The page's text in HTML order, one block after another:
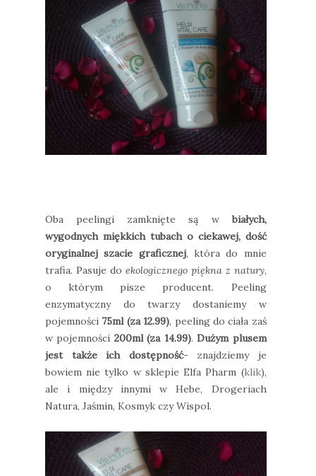
Oba peelingi zamknięte są w białych,
wygodnych miękkich tubach o ciekawej, dość
oryginalnej szacie graficznej, która do mnie
trafia. Pasuje do ekologicznego piękna z natury,
o którym pisze producent. Peeling
enzymatyczny do twarzy dostaniemy w
pojemności 75ml (za 12.99), peeling do ciała zaś
w pojemności 200ml (za 14.99).Dużym plusem
jest także ich dostępność- znajdziemy je
bowiem nie tylko w sklepie Elfa Pharm (klik),
ale i między innymi w Hebe, Drogeriach
Natura, Jaśmin, Kosmyk czy Wispol.